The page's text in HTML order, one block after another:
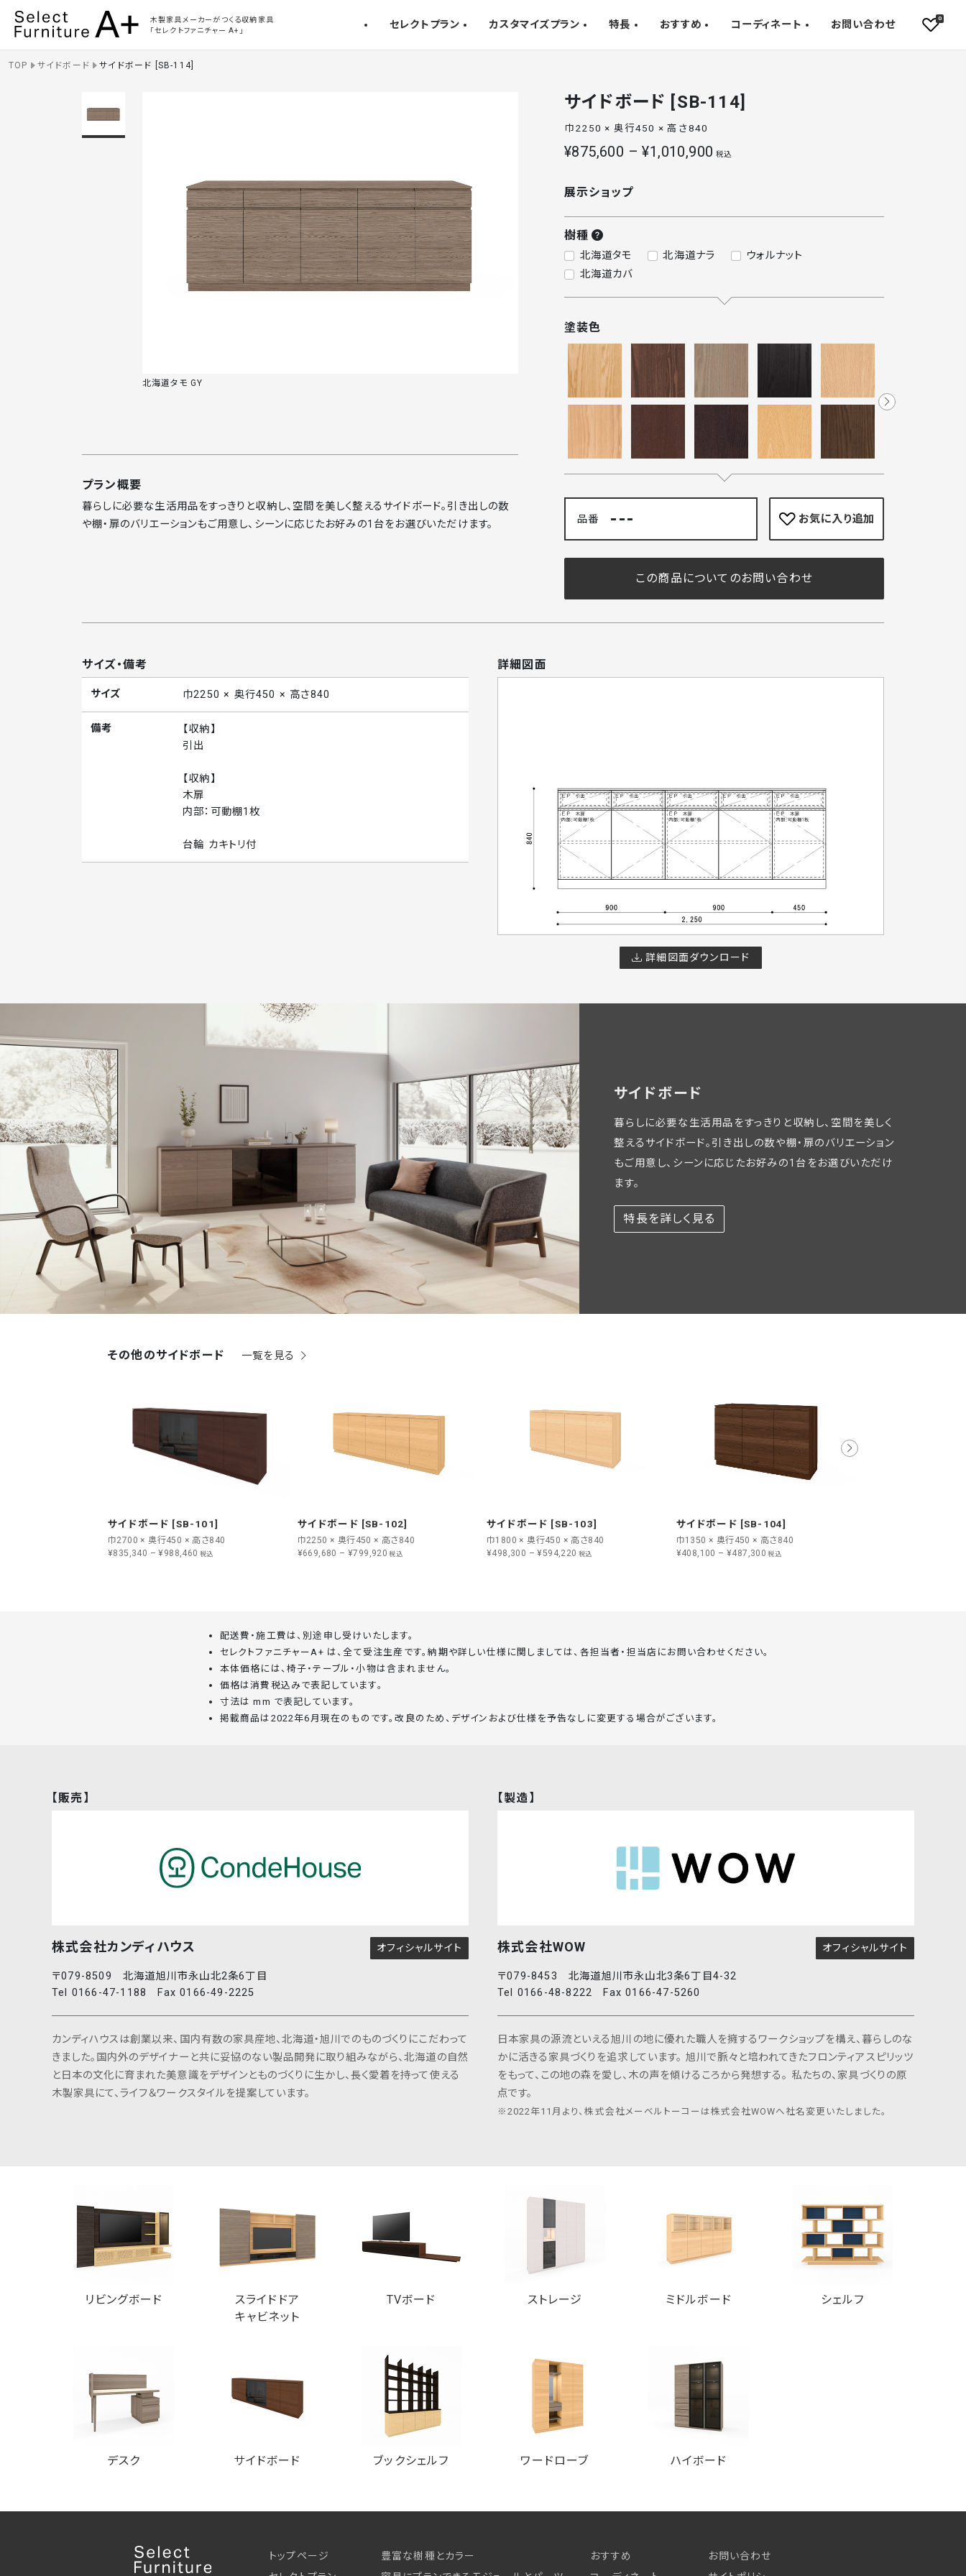
Select Furniture A+
木製家具メーカーがつくる収納家具
「セレクトファニチャー A+」
セレクトプラン カスタマイズプラン 特長 おすすめ コーディネート お問い合わせ
0
TOP サイドボード サイドボード [SB-114]
北海道タモ GY
サイドボード [SB-114]
巾2250 × 奥行450 × 高さ840
¥875,600 – ¥1,010,900 税込
プラン概要
暮らしに必要な生活用品をすっきりと収納し、空間を美しく整えるサイドボード。引き出しの数
や棚・扉のバリエーションもご用意し、シーンに応じたお好みの1台をお選びいただけます。
展示ショップ
樹種
北海道タモ 北海道ナラ
ウォルナット
北海道カバ
塗装色
品番 --- お気に入り追加
この商品についてのお問い合わせ
サイズ・備考
サイズ 巾2250 × 奥行450 × 高さ840
備考
【収納】
引出
【収納】
木扉
内部：可動棚1枚
台輪 カキトリ付
詳細図面
詳細図面ダウンロード
サイドボード
暮らしに必要な生活用品をすっきりと収納し、空間を美しく
整えるサイドボード。引き出しの数や棚・扉のバリエーション
もご用意し、シーンに応じたお好みの1台をお選びいただけ
ます。
特長を詳しく見る
その他のサイドボード 一覧を見る
サイドボード [SB-101]
巾2700 × 奥行450 × 高さ840
¥835,340 – ¥988,460 税込
サイドボード [SB-102]
巾2250 × 奥行450 × 高さ840
¥669,680 – ¥799,920 税込
サイドボード [SB-103]
巾1800 × 奥行450 × 高さ840
¥498,300 – ¥594,220 税込
サイドボード [SB-104]
巾1350 × 奥行450 × 高さ840
¥408,100 – ¥487,300 税込
配送費・施工費は、別途申し受けいたします。
セレクトファニチャーA+ は、全て受注生産です。納期や詳しい仕様に関しましては、各担当者・担当店にお問い合わせください。
本体価格には、椅子・テーブル・小物は含まれません。
価格は消費税込みで表記しています。
寸法は mm で表記しています。
掲載商品は2022年6月現在のものです。改良のため、デザインおよび仕様を予告なしに変更する場合がございます。
【販売】
株式会社カンディハウス オフィシャルサイト
〒079-8509 北海道旭川市永山北2条6丁目
Tel 0166-47-1188 Fax 0166-49-2225
カンディハウスは創業以来、国内有数の家具産地、北海道・旭川でのものづくりにこだわって
きました。国内外のデザイナーと共に妥協のない製品開発に取り組みながら、北海道の自然
と日本の文化に育まれた美意識をデザインとものづくりに生かし、長く愛着を持って使える
木製家具にて、ライフ＆ワークスタイルを提案しています。
【製造】
株式会社WOW オフィシャルサイト
〒079-8453 北海道旭川市永山北3条6丁目4-32
Tel 0166-48-8222 Fax 0166-47-5260
日本家具の源流といえる旭川の地に優れた職人を擁するワークショップを構え、暮らしのな
かに活きる家具づくりを追求しています。 旭川で脈々と培われてきたフロンティアスピリッツ
をもって、この地の森を愛し、木の声を傾けるころから発想する。 私たちの、家具づくりの原
点です。
※2022年11月より、株式会社メーベルトーコーは株式会社WOWへ社名変更いたしました。
リビングボード
スライドドア
キャビネット
TVボード ストレージ ミドルボード シェルフ
デスク サイドボード ブックシェルフ ワードローブ ハイボード
トップページ
豊富な樹種とカラー
おすすめ
お問い合わせ